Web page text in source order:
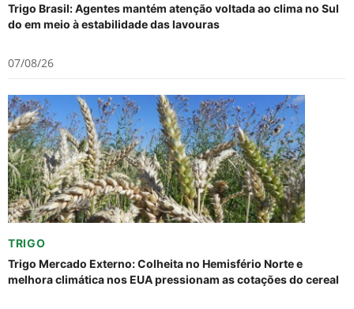
Trigo Brasil: Agentes mantém atenção voltada ao clima no Sul
do em meio à estabilidade das lavouras
07/08/26
TRIGO
Trigo Mercado Externo: Colheita no Hemisfério Norte e
melhora climática nos EUA pressionam as cotações do cereal